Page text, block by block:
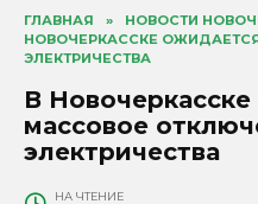
ГЛАВНАЯ » НОВОСТИ
НОВОЧЕРКАССКЕ
ЭЛЕКТРИЧЕСТВА
В
массовое
электричества
НА ЧТЕНИЕ